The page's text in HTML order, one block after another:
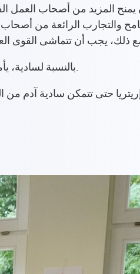
المزيد من أصحاب العمل
والتجارب الرائعة من أصحاب